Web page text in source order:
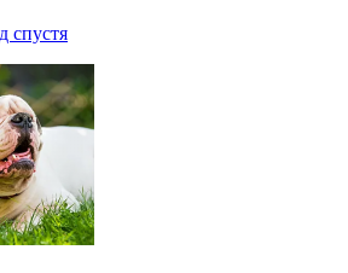
спустя